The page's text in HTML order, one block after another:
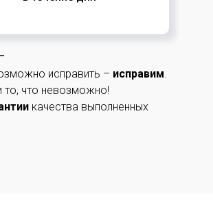
исправить – исправим.
то, что невозможно!
качества выполненных